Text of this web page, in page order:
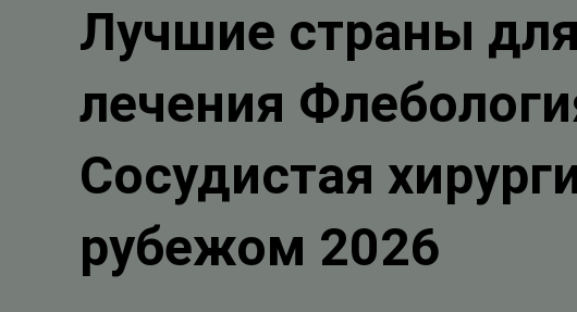
Лучшие страны для
лечения
Сосудистая
рубежом 2026